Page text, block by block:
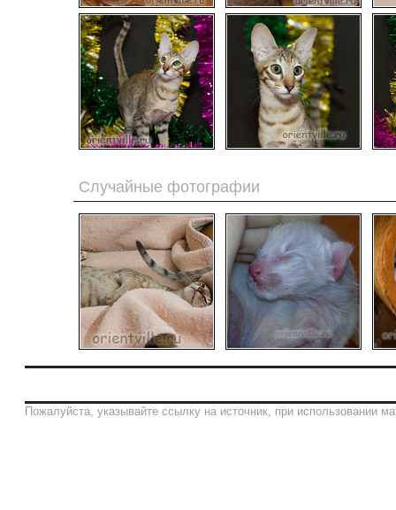
Случайные фотографии
Пожалуйста, указывайте ссылку на источник, при использовании